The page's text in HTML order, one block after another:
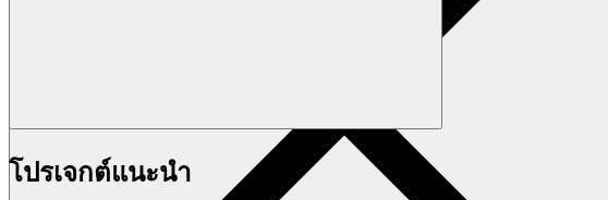
โปรเจกต์แนะนำ